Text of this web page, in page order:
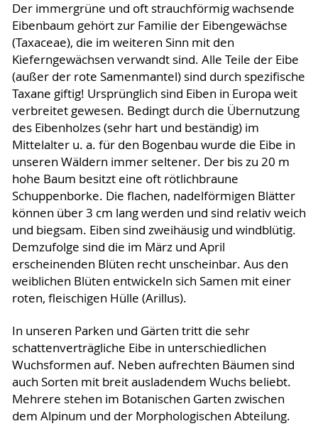
Der immergrüne und oft strauchförmig wachsende
Eibenbaum gehört zur Familie der Eibengewächse
(Taxaceae), die im weiteren Sinn mit den
Kieferngewächsen verwandt sind. Alle Teile der Eibe
(außer der rote Samenmantel) sind durch spezifische
Taxane giftig! Ursprünglich sind Eiben in Europa weit
verbreitet gewesen. Bedingt durch die Übernutzung
des Eibenholzes (sehr hart und beständig) im
Mittelalter u. a. für den Bogenbau wurde die Eibe in
unseren Wäldern immer seltener. Der bis zu 20 m
hohe Baum besitzt eine oft rötlichbraune
Schuppenborke. Die flachen, nadelförmigen Blätter
können über 3 cm lang werden und sind relativ weich
und biegsam. Eiben sind zweihäusig und windblütig.
Demzufolge sind die im März und April
erscheinenden Blüten recht unscheinbar. Aus den
weiblichen Blüten entwickeln sich Samen mit einer
roten, fleischigen Hülle (Arillus).
In unseren Parken und Gärten tritt die sehr
schattenverträgliche Eibe in unterschiedlichen
Wuchsformen auf. Neben aufrechten Bäumen sind
auch Sorten mit breit ausladendem Wuchs beliebt.
Mehrere stehen im Botanischen Garten zwischen
dem Alpinum und der Morphologischen Abteilung.